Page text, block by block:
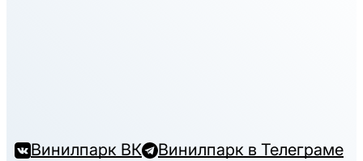
Винилпарк ВК Винилпарк в Телеграме